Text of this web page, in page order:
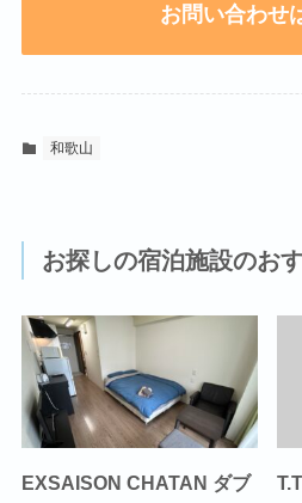
お問い合わせ
和歌山
お探しの宿泊施設のお
EXSAISON CHATAN ダブ